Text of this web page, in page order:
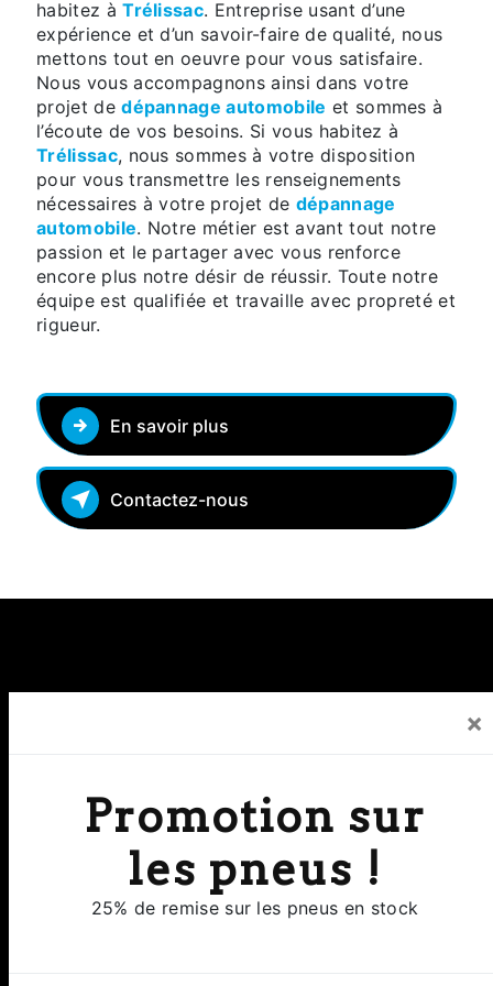
×
Promotion sur
les pneus !
25% de remise sur les pneus en stock
habitez àTrélissac. Entreprise usant d’une
expérience et d’un savoir-faire de qualité, nous
mettons tout en oeuvre pour vous satisfaire.
Nous vous accompagnons ainsi dans votre
projet dedépannage automobile et sommes à
l’écoute de vos besoins. Si vous habitez à
Trélissac, nous sommes à votre disposition
pour vous transmettre les renseignements
nécessaires à votre projet de dépannage
automobile. Notre métier est avant tout notre
passion et le partager avec vous renforce
encore plus notre désir de réussir. Toute notre
équipe est qualifiée et travaille avec propreté et
rigueur.
En savoir plus
Contactez-nous
Adresse
Perigueux